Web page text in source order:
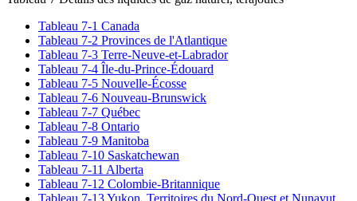
Tableau 7-1 Canada
Tableau 7-2 Provinces de l'Atlantique
Tableau 7-3 Terre-Neuve-et-Labrador
Tableau 7-4 Île-du-Prince-Édouard
Tableau 7-5 Nouvelle-Écosse
Tableau 7-6 Nouveau-Brunswick
Tableau 7-7 Québec
Tableau 7-8 Ontario
Tableau 7-9 Manitoba
Tableau 7-10 Saskatchewan
Tableau 7-11 Alberta
Tableau 7-12 Colombie-Britannique
Tableau 7-13 Yukon, Territoires du Nord-Ouest et Nunavut